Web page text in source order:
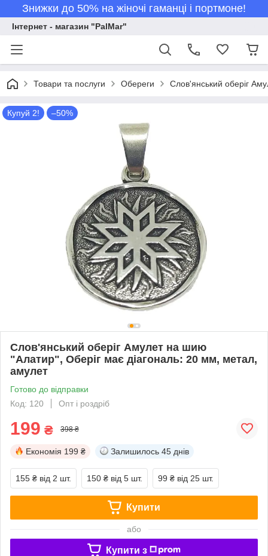
Знижки до 50% на жіночі гаманці і портмоне!
Інтернет - магазин "PalMar"
Товари та послуги Обереги Слов'янський оберіг
Купуй 2! –50%
Слов'янський оберіг Амулет на шию
"Алатир", Оберіг має діагональ: 20 мм, метал,
амулет
Готово до відправки
Код: 120
Опт і роздріб
199 ₴ 398 ₴
Економія 199 ₴ Залишилось 45 днів
155 ₴ від 2 шт. 150 ₴ від 5 шт. 99 ₴ від 25 шт.
Купити
або
Купити з